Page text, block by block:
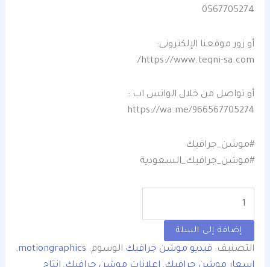
0567705274
أو زور موقعنا الإلكترونى:
https://www.teqni-sa.com/
أو تواصل من خلال الواتس اب :
https://wa.me/966567705274
#موشن_جرافيك
#موشن_جرافيك_السعودية
إضافة إلى السلة
التصنيف: فيديو موشن جرافيك الوسوم: motiongraphics
,